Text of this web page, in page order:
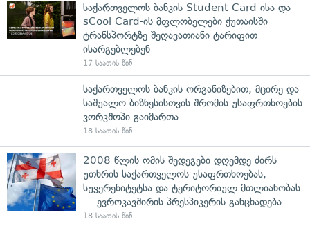
საქართველოს ბანკის Student Card-ისა და
sCool Card-ის მფლობელები ქუთაისში
ტრანსპორტზე შეღავათიანი ტარიფით
ისარგებლებენ
17 საათის წინ
საქართველოს ბანკის ორგანიზებით, მცირე და
საშუალო ბიზნესისთვის შრომის უსაფრთხოების
ვორკშოპი გაიმართა
18 საათის წინ
2008 წლის ომის შედეგები დღემდე ძირს
უთხრის საქართველოს უსაფრთხოებას,
სუვერენიტეტსა და ტერიტორიულ მთლიანობას
— ევროკავშირის პრესპიკერის განცხადება
18 საათის წინ